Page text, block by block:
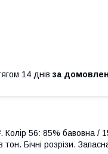
14 днів за
Колір 56: 85% бавовна /
тон. Бічні розрізи.